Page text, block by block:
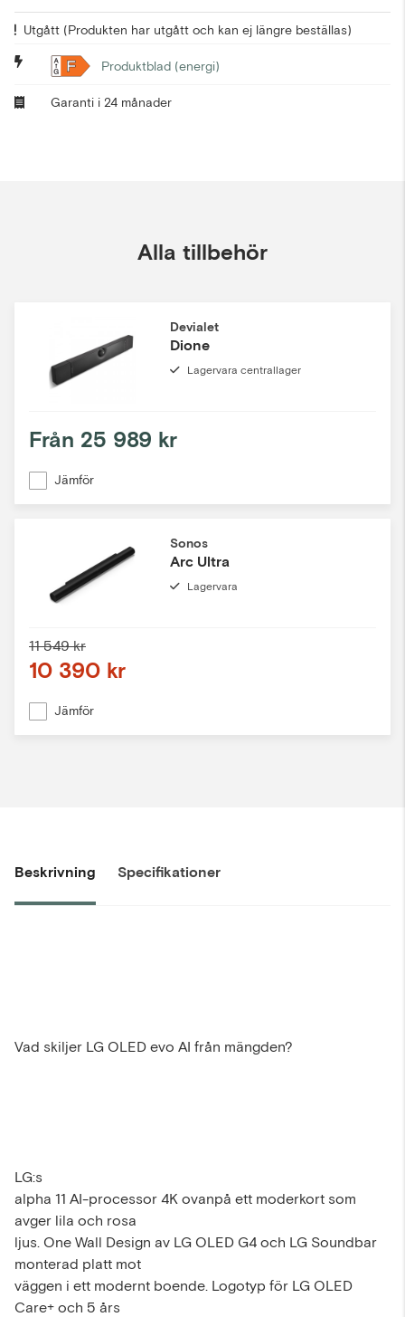
Utgått (Produkten har utgått och kan ej längre beställas)
F Produktblad (energi)
Garanti i 24 månader
Alla tillbehör
Devialet
Dione
Lagervara centrallager
Från 25 989 kr
Jämför
Sonos
Arc Ultra
Lagervara
11 549 kr
10 390 kr
Jämför
Beskrivning Specifikationer
Vad skiljer LG OLED evo AI från mängden?
LG:s
alpha 11 AI-processor 4K ovanpå ett moderkort som
avger lila och rosa
ljus. One Wall Design av LG OLED G4 och LG Soundbar
monterad platt mot
väggen i ett modernt boende. Logotyp för LG OLED
Care+ och 5 års